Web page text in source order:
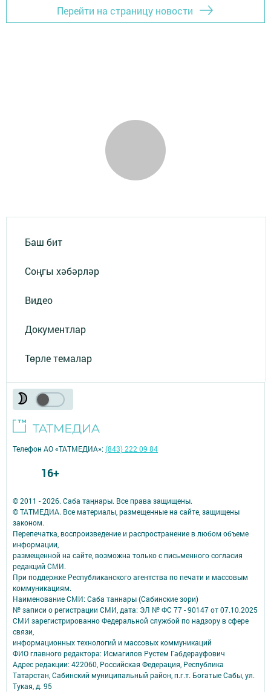
Перейти на страницу новости
Баш бит
Соңгы хәбәрләр
Видео
Документлар
Төрле темалар
© 2011 - 2026. Саба таңнары. Все права защищены.
© ТАТМЕДИА. Все материалы, размещенные на сайте, защищены
законом.
Перепечатка, воспроизведение и распространение в любом объеме
информации,
размещенной на сайте, возможна только с письменного согласия
редакций СМИ.
При поддержке Республиканского агентства по печати и массовым
коммуникациям.
Наименование СМИ: Саба таннары (Сабинские зори)
№ записи о регистрации СМИ, дата: ЭЛ № ФС 77 - 90147 от 07.10.2025
СМИ зарегистрированно Федеральной службой по надзору в сфере
связи,
информационных технологий и массовых коммуникаций
ФИО главного редактора: Исмагилов Рустем Габдерауфович
Адрес редакции: 422060, Российская Федерация, Республика
Татарстан, Сабинский муниципальный район, п.г.т. Богатые Сабы, ул.
Тукая, д. 95
Телефон АО «ТАТМЕДИА»:(843) 222 09 84
16+